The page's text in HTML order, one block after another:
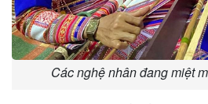
Các nghệ nhân đang miệt